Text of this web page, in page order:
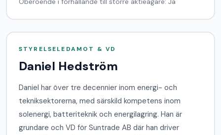
STYRELSELEDAMOT & VD
Daniel Hedström
Daniel har över tre decennier inom energi- och
tekniksektorerna, med särskild kompetens inom
solenergi, batteriteknik och energilagring. Han är
grundare och VD för Suntrade AB där han driver